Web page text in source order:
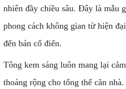
nhiên đầy chiều sâu. Đây là mẫu
phong cách không gian từ hiện
đến bán cổ điển.
Tông kem sáng luôn mang lại
thoáng rộng cho tổng thể căn